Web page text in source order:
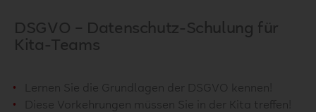
DSGVO – Datenschutz-Schulung für
Kita-Teams
Lernen Sie die Grundlagen der DSGVO kennen!
Diese Vorkehrungen müssen Sie in der Kita treffen!